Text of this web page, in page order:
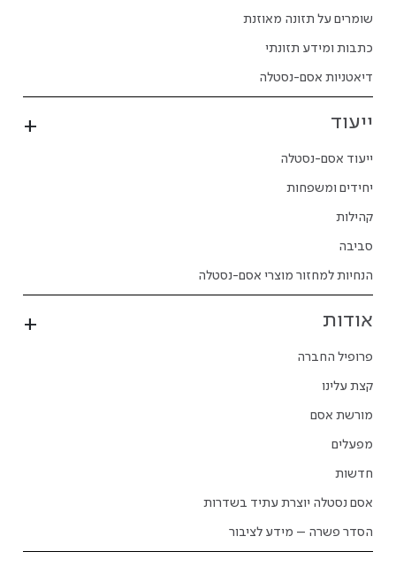
שומרים על תזונה מאוזנת
כתבות ומידע תזונתי
דיאטניות אסם-נסטלה
ייעוד
ייעוד אסם-נסטלה
יחידים ומשפחות
קהילות
סביבה
הנחיות למחזור מוצרי אסם-נסטלה
אודות
פרופיל החברה
קצת עלינו
מורשת אסם
מפעלים
חדשות
אסם נסטלה יוצרת עתיד בשדרות
הסדר פשרה – מידע לציבור